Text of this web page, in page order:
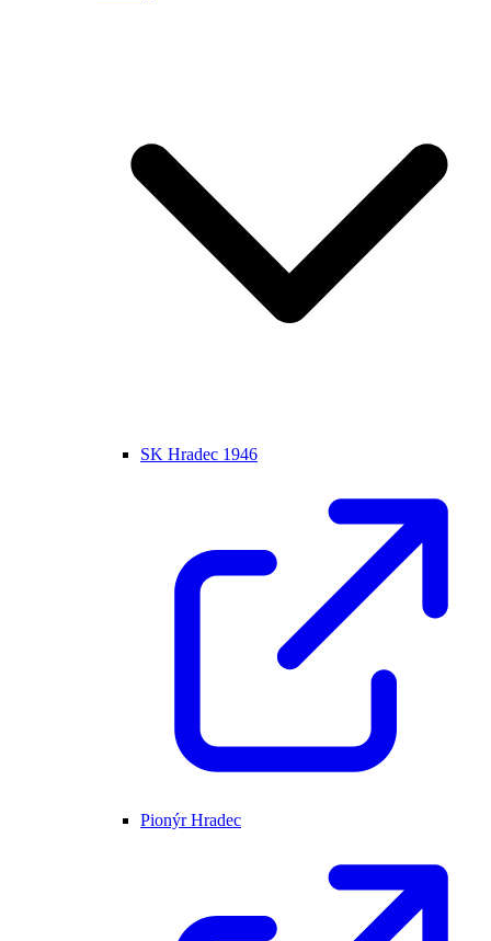
SK Hradec 1946
Pionýr Hradec